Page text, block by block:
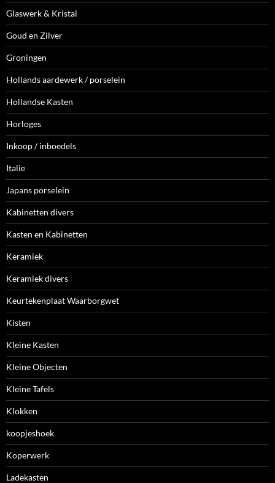
Glaswerk & Kristal
Goud en Zilver
Groningen
Hollands aardewerk / porselein
Hollandse Kasten
Horloges
Inkoop / inboedels
Italie
Japans porselein
Kabinetten divers
Kasten en Kabinetten
Keramiek
Keramiek divers
Keurtekenplaat Waarborgwet
Kisten
Kleine Kasten
Kleine Objecten
Kleine Tafels
Klokken
koopjeshoek
Koperwerk
Ladekasten